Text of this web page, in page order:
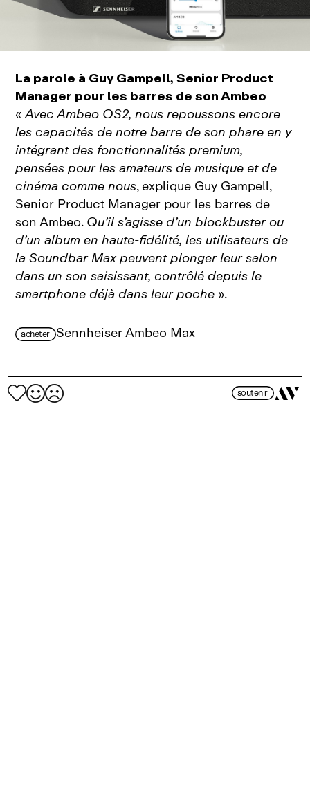
La parole à Guy Gampell, Senior Product
Manager pour les barres de son Ambeo
«Avec Ambeo OS2, nous repoussons encore
les capacités de notre barre de son phare en y
intégrant des fonctionnalités premium,
pensées pour les amateurs de musique et de
cinéma comme nous, explique Guy Gampell,
Senior Product Manager pour les barres de
son Ambeo.Qu’il s’agisse d’un blockbuster ou
d’un album en haute‑fidélité, les utilisateurs de
la Soundbar Max peuvent plonger leur salon
dans un son saisissant, contrôlé depuis le
smartphone déjà dans leur poche ».
acheter Sennheiser Ambeo Max
soutenir